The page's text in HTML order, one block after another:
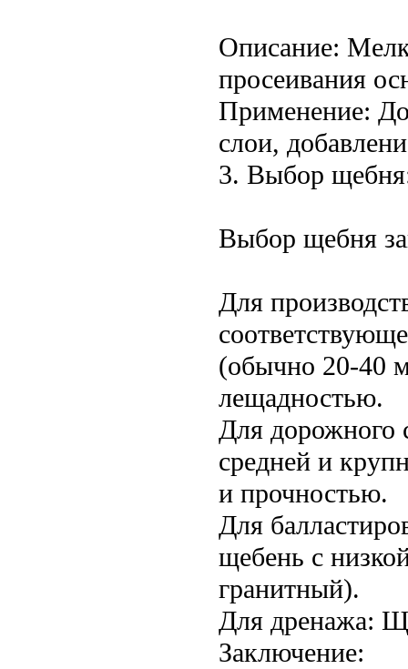
Описание:
просеивания
Применение:
слои,
3. Выбор
Выбор щебня
Для
(обычно 20-40
лещадностью.
Для дорожного
средней и
и прочностью.
Для
щебень с
гранитный).
Для дренажа:
Заключение: